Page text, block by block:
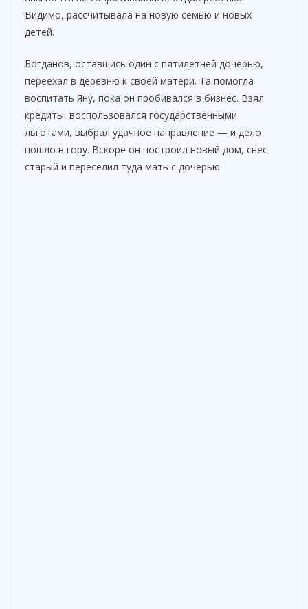
d
e
o
Видимо, рассчитывала на новую семью и новых
детей.
Богданов, оставшись один с пятилетней дочерью,
переехал в деревню к своей матери. Та помогла
воспитать Яну, пока он пробивался в бизнес. Взял
кредиты, воспользовался государственными
льготами, выбрал удачное направление — и дело
пошло в гору. Вскоре он построил новый дом, снес
старый и переселил туда мать с дочерью.